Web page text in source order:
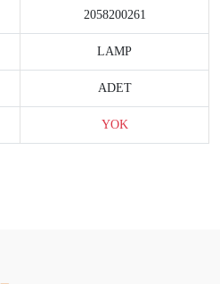
2058200261
LAMP
ADET
YOK